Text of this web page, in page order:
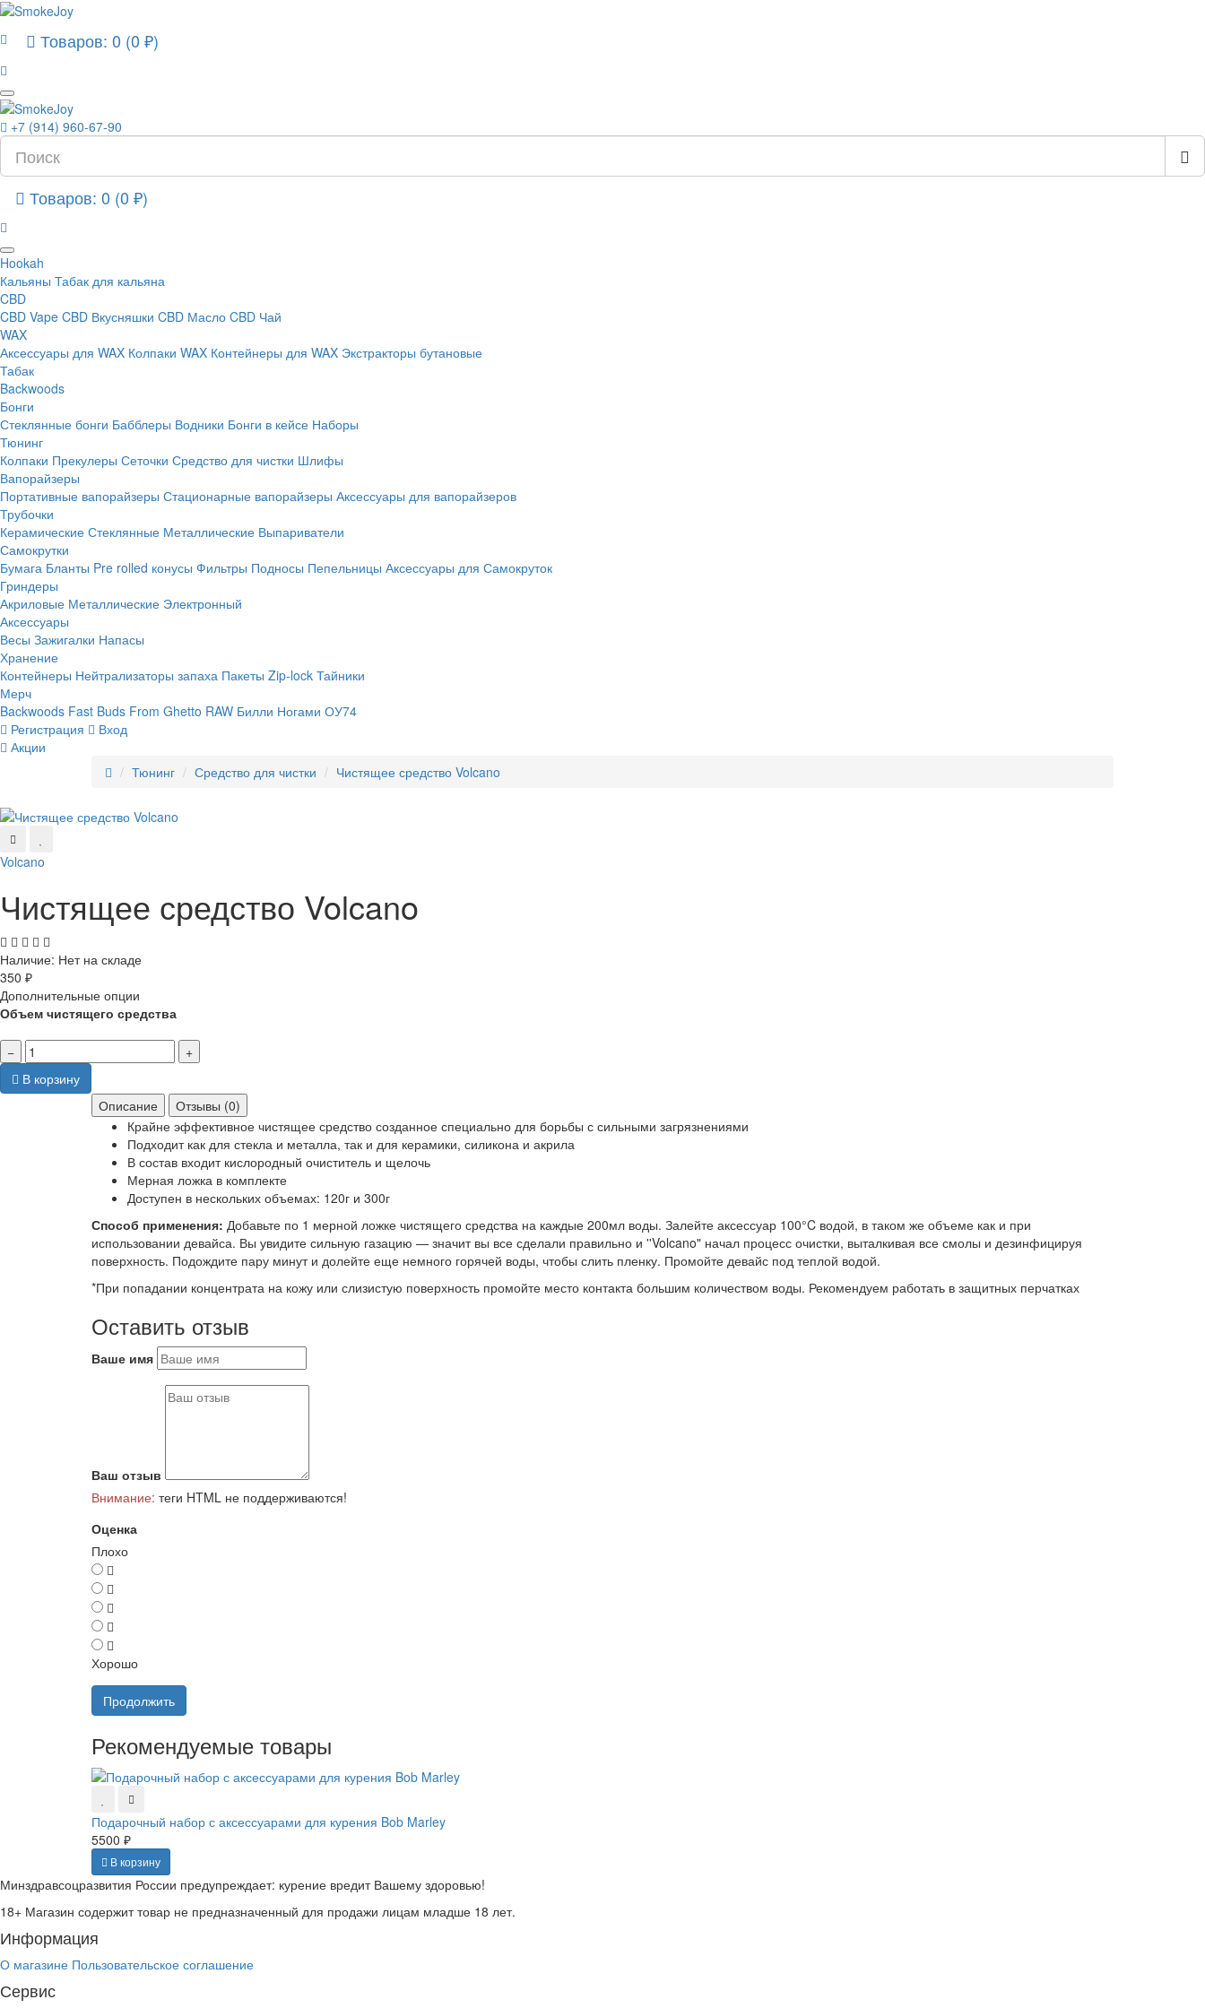
Товаров: 0 (0 ₽)
+7 (914) 960-67-90
Товаров: 0 (0 ₽)
Hookah
Кальяны Табак для кальяна
CBD
CBD Vape CBD Вкусняшки CBD Масло CBD Чай
WAX
Аксессуары для WAX Колпаки WAX Контейнеры для WAX Экстракторы бутановые
Табак
Backwoods
Бонги
Стеклянные бонги Бабблеры Водники Бонги в кейсе Наборы
Тюнинг
Колпаки Прекулеры Сеточки Средство для чистки Шлифы
Вапорайзеры
Портативные вапорайзеры Стационарные вапорайзеры Аксессуары для вапорайзеров
Трубочки
Керамические Стеклянные Металлические Выпариватели
Самокрутки
Бумага Бланты Pre rolled конусы Фильтры Подносы Пепельницы Аксессуары для Самокруток
Гриндеры
Акриловые Металлические Электронный
Аксессуары
Весы Зажигалки Напасы
Хранение
Контейнеры Нейтрализаторы запаха Пакеты Zip-lock Тайники
Мерч
Backwoods Fast Buds From Ghetto RAW Билли Ногами ОУ74
Регистрация
Вход
Акции
Тюнинг
Средство для чистки Чистящее средство Volcano
Volcano
Чистящее средство Volcano
Наличие: Нет на складе
350 ₽
Дополнительные опции
Объем чистящего средства
−
+
В корзину
Описание
Отзывы (0)
Крайне эффективное чистящее средство созданное специально для борьбы с сильными загрязнениями
Подходит как для стекла и металла, так и для керамики, силикона и акрила
В состав входит кислородный очиститель и щелочь
Мерная ложка в комплекте
Доступен в нескольких объемах: 120г и 300г
Способ применения: Добавьте по 1 мерной ложке чистящего средства на каждые 200мл воды. Залейте аксессуар 100°C водой, в таком же объеме как и при
использовании девайса. Вы увидите сильную газацию — значит вы все сделали правильно и ''Volcano" начал процесс очистки, выталкивая все смолы и дезинфицируя
поверхность. Подождите пару минут и долейте еще немного горячей воды, чтобы слить пленку. Промойте девайс под теплой водой.
*При попадании концентрата на кожу или слизистую поверхность промойте место контакта большим количеством воды. Рекомендуем работать в защитных перчатках
Оставить отзыв
Ваше имя
Ваш отзыв
Внимание: теги HTML не поддерживаются!
Оценка
Плохо
Хорошо
Продолжить
Рекомендуемые товары
Подарочный набор с аксессуарами для курения Bob Marley
5500 ₽
В корзину
Минздравсоцразвития России предупреждает: курение вредит Вашему здоровью!
18+ Магазин содержит товар не предназначенный для продажи лицам младше 18 лет.
Информация
О магазине Пользовательское соглашение
Сервис